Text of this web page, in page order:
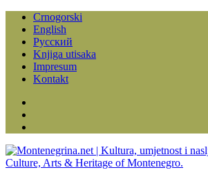
Crnogorski
English
Русский
Knjiga utisaka
Impresum
Kontakt